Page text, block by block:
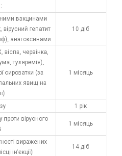
вакцинами
гепатит
анатоксинами
10 діб
червінка,
туляремія),
сироватки (за
явищ на
1 місяць
1 рік
проти вірусного
1 місяць
виражених
ін’єкції)
14 діб